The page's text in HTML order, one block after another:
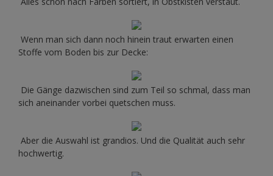
Wenn man sich dann noch hinein traut erwarten einen
Stoffe vom Boden bis zur Decke:
Die Gänge dazwischen sind zum Teil so schmal, dass man
sich aneinander vorbei quetschen muss.
Aber die Auswahl ist grandios. Und die Qualität auch sehr
hochwertig.